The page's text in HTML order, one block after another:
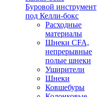
Буровой инструмент
под Келли-бокс
Расходные
материалы
Шнеки CFA,
непрерывные
полые шнеки
Уширители
Шнеки
Ковшебуры